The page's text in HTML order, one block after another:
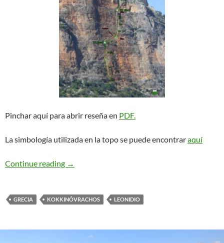
Pinchar aquí para abrir reseña en PDF.
La simbología utilizada en la topo se puede encontraraquí
Continue reading We Salute You. Leonidio
→
GRECIA KOKKINÓVRACHOS LEONIDIO